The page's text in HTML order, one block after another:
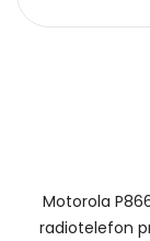
Jak
Telefonów
Motorola
radiotelefon